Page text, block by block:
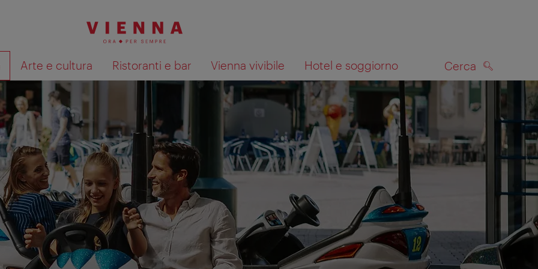
Arte e cultura Ristoranti e bar Vienna vivibile Hotel e soggiorno Cerca
Mostra i risultati della ricerca sulla mappa CERCA